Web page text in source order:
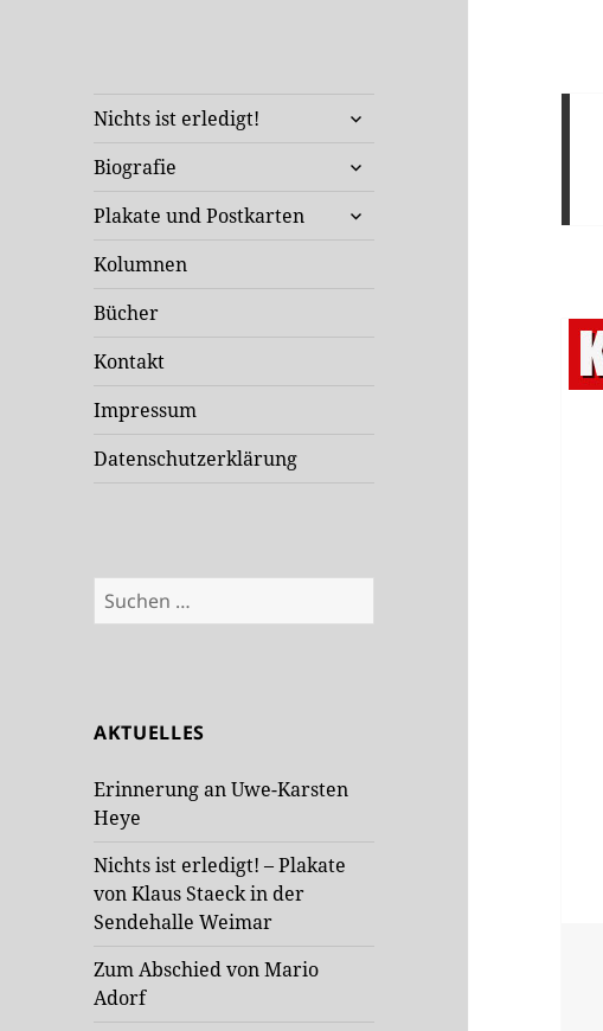
Klaus Staeck
Unterwegs in Sachen Kunst
Nichts ist erledigt!
untermenü
Biografie
untermenü
Plakate und Postkarten
untermenü
Kolumnen
Bücher
Kontakt
Impressum
Datenschutzerklärung
Suchen
nach:
AKTUELLES
Erinnerung an Uwe-Karsten
Heye
Nichts ist erledigt! – Plakate
von Klaus Staeck in der
Sendehalle Weimar
Zum Abschied von Mario
Adorf